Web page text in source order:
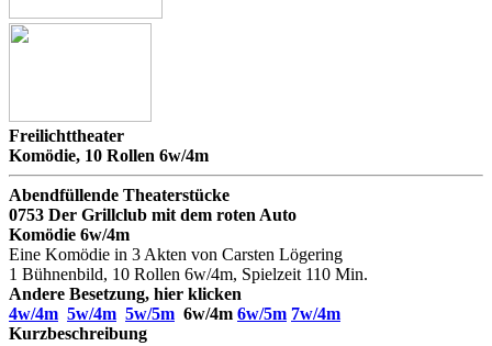
Freilichttheater
Komödie, 10 Rollen 6w/4m
Abendfüllende Theaterstücke
0753 Der Grillclub mit dem roten Auto
Komödie 6w/4m
Eine Komödie in 3 Akten von Carsten Lögering
1 Bühnenbild, 10 Rollen 6w/4m, Spielzeit 110 Min.
Andere Besetzung, hier klicken
4w/4m 5w/4m 5w/5m 6w/4m 6w/5m 7w/4m
Kurzbeschreibung